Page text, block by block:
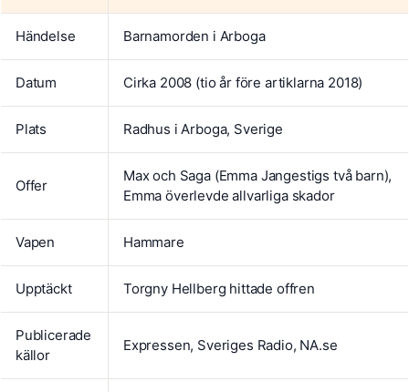
Händelse Barnamorden i Arboga
Datum Cirka 2008 (tio år före artiklarna 2018)
Plats Radhus i Arboga, Sverige
Offer
Max och Saga (Emma Jangestigs två barn),
Emma överlevde allvarliga skador
Vapen Hammare
Upptäckt Torgny Hellberg hittade offren
Publicerade
källor
Expressen, Sveriges Radio, NA.se